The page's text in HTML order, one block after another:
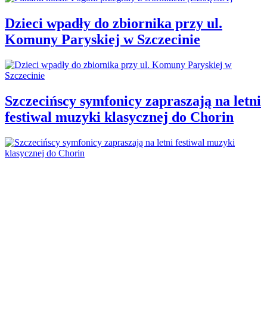
Dzieci wpadły do zbiornika przy ul.
Komuny Paryskiej w Szczecinie
Szczecińscy symfonicy zapraszają na letni
festiwal muzyki klasycznej do Chorin